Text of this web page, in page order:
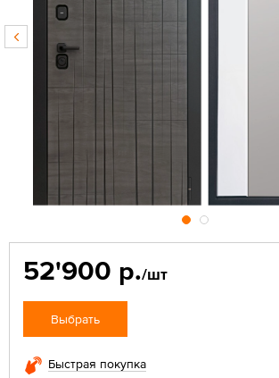
52'900 р./шт
Выбрать
Быстрая покупка